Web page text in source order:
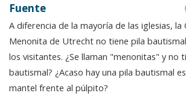
Fuente
A diferencia de la mayoría de las iglesias, la
Menonita de Utrecht no tiene pila
los visitantes. ¿Se llaman "menonitas" y no
bautismal? ¿Acaso hay una pila bautismal
mantel frente al púlpito?